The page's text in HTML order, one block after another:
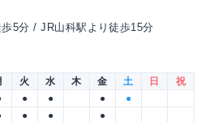
5分 / JR山科駅より徒歩15分
火 水 木 金 土 日
祝
● ● ●
●
● ● ●